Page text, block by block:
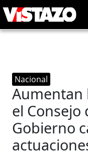
Nacional
Aumentan
el Consejo
Gobierno